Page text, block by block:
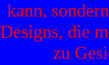
kann,
Designs, die
zu